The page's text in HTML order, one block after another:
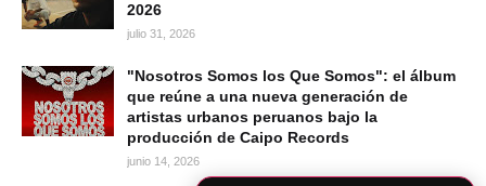
2026
julio 31, 2026
"Nosotros Somos los Que Somos": el álbum
que reúne a una nueva generación de
artistas urbanos peruanos bajo la
producción de Caipo Records
junio 14, 2026